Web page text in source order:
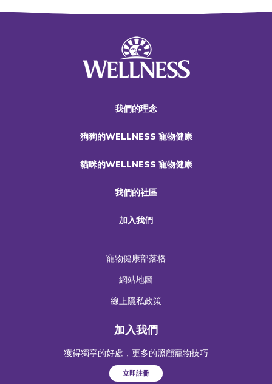
我們的理念
狗狗的WELLNESS 寵物健康
貓咪的WELLNESS 寵物健康
我們的社區
加入我們
寵物健康部落格
網站地圖
線上隱私政策
加入我們
獲得獨享的好處，更多的照顧寵物技巧
立即註冊